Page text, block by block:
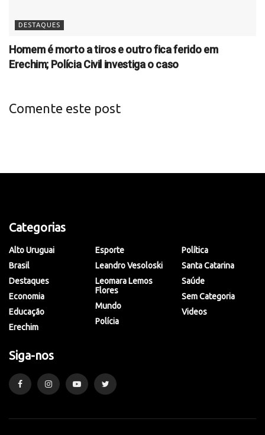
DESTAQUES
Homem é morto a tiros e outro fica ferido em
Erechim; Polícia Civil investiga o caso
Comente este post
Categorias
Alto Uruguai
Brasil
Destaques
Economia
Educação
Erechim
Esporte
Leandro Vesoloski
Leomara Lemos
Flores
Mundo
Polícia
Política
Santa Catarina
Saúde
Sem Categoria
Videos
Siga-nos